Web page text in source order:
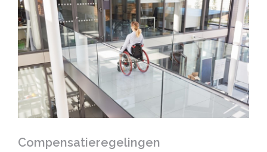
Compensatieregelingen